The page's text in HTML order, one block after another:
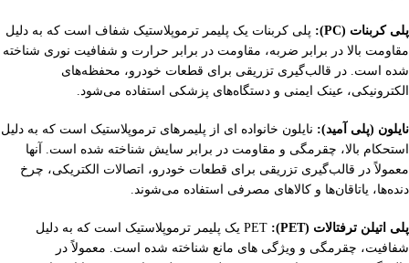
پلی کربنات (PC):
پلی کربنات یک پلیمر ترموپلاستیک شفاف است که به دلیل
مقاومت بالا در برابر ضربه، مقاومت در برابر حرارت و شفافیت نوری شناخته
شده است. در قالب‌گیری تزریقی برای قطعات خودرو، محفظه‌های
الکترونیکی، عینک ایمنی و دستگاه‌های پزشکی استفاده می‌شود.
نایلون (پلی آمید): نایلون خانواده ای از پلیمرهای ترموپلاستیک است که به دلیل
استحکام بالا، چقرمگی و مقاومت در برابر سایش شناخته شده است. آنها
معمولاً در قالب‌گیری تزریقی برای قطعات خودرو، اتصالات الکتریکی، چرخ
دنده‌ها، یاتاقان‌ها و کالاهای مصرفی استفاده می‌شوند.
پلی اتیلن ترفتالات (PET):
PET یک پلیمر ترموپلاستیک است که به دلیل
شفافیت، چقرمگی و ویژگی های مانع شناخته شده است. معمولاً در